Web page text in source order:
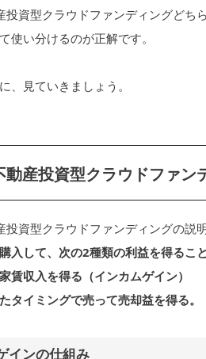
投資型クラウドファンディングど
使い分けるのが正解です。
、見ていきましょう。
動産投資型クラウドファン
投資型クラウドファンディングの説
入して、次の2種類の利益を得るこ
賃収入を得る（インカムゲイン）
タイミングで売って売却益を得る。
インの仕組み